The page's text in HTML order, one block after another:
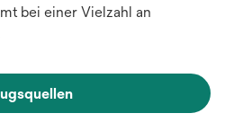
bei einer Vielzahl an